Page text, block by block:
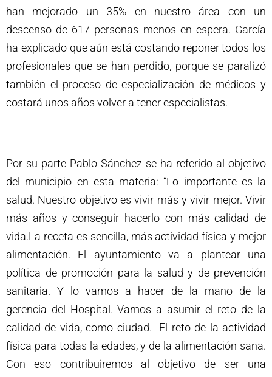
han mejorado un 35% en nuestro área con un
descenso de 617 personas menos en espera. García
ha explicado que aún está costando reponer todos los
profesionales que se han perdido, porque se paralizó
también el proceso de especialización de médicos y
costará unos años volver a tener especialistas.
Por su parte Pablo Sánchez se ha referido al objetivo
del municipio en esta materia: “Lo importante es la
salud. Nuestro objetivo es vivir más y vivir mejor. Vivir
más años y conseguir hacerlo con más calidad de
vida.La receta es sencilla, más actividad física y mejor
alimentación. El ayuntamiento va a plantear una
política de promoción para la salud y de prevención
sanitaria. Y lo vamos a hacer de la mano de la
gerencia del Hospital. Vamos a asumir el reto de la
calidad de vida, como ciudad. El reto de la actividad
física para todas la edades, y de la alimentación sana.
Con eso contribuiremos al objetivo de ser una